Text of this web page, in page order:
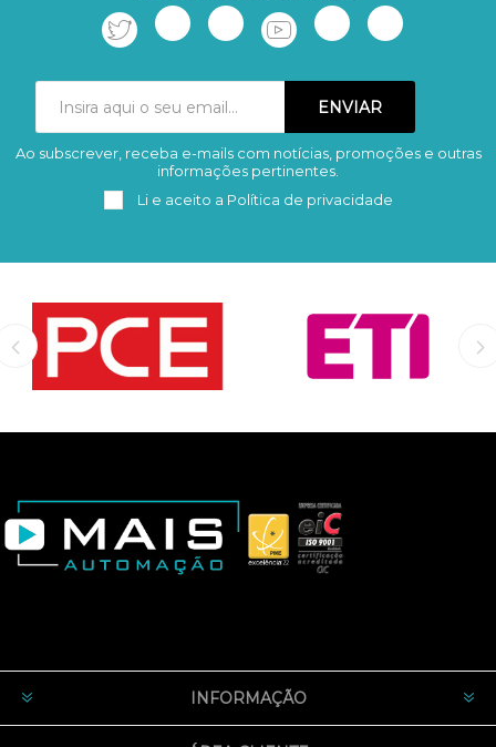
Subscrever Remover
Ao subscrever, receba e-mails com notícias, promoções e outras
informações pertinentes.
Li e aceito a Política de privacidade
INFORMAÇÃO